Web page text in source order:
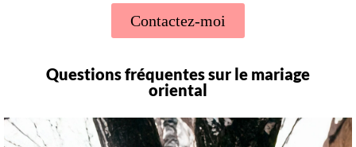
Contactez-moi
Questions fréquentes sur le mariage
oriental